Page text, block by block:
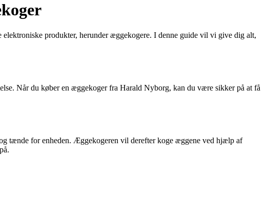
produkter, herunder æggekogere. I denne guide vil vi give dig alt,
Når du køber en æggekoger fra Harald Nyborg, kan du være sikker på at få
tænde for enheden. Æggekogeren vil derefter koge æggene ved hjælp af